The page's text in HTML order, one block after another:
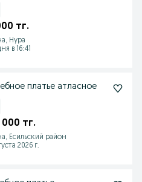
тг.
Нура
в 16:41
платье атласное
тг.
Есильский район
2026 г.